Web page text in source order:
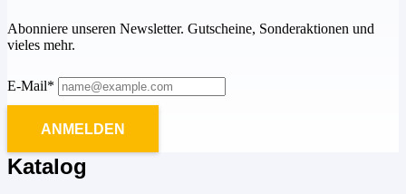
Abonniere unseren Newsletter. Gutscheine, Sonderaktionen und
vieles mehr.
E-Mail*
ANMELDEN
Katalog